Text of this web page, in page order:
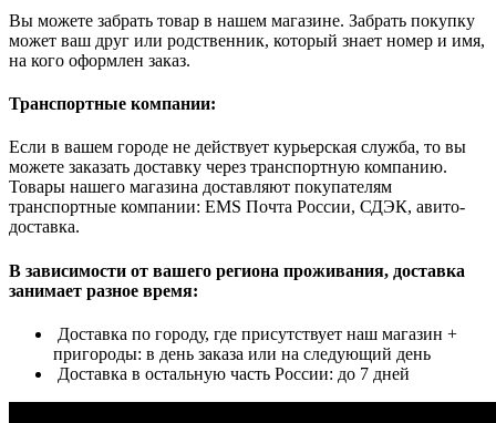
Вы можете забрать товар в нашем магазине. Забрать покупку
может ваш друг или родственник, который знает номер и имя,
на кого оформлен заказ.
Транспортные компании:
Если в вашем городе не действует курьерская служба, то вы
можете заказать доставку через транспортную компанию.
Товары нашего магазина доставляют покупателям
транспортные компании: EMS Почта России, СДЭК, авито-
доставка.
В зависимости от вашего региона проживания, доставка
занимает разное время:
Доставка по городу, где присутствует наш магазин +
пригороды: в день заказа или на следующий день
Доставка в остальную часть России: до 7 дней